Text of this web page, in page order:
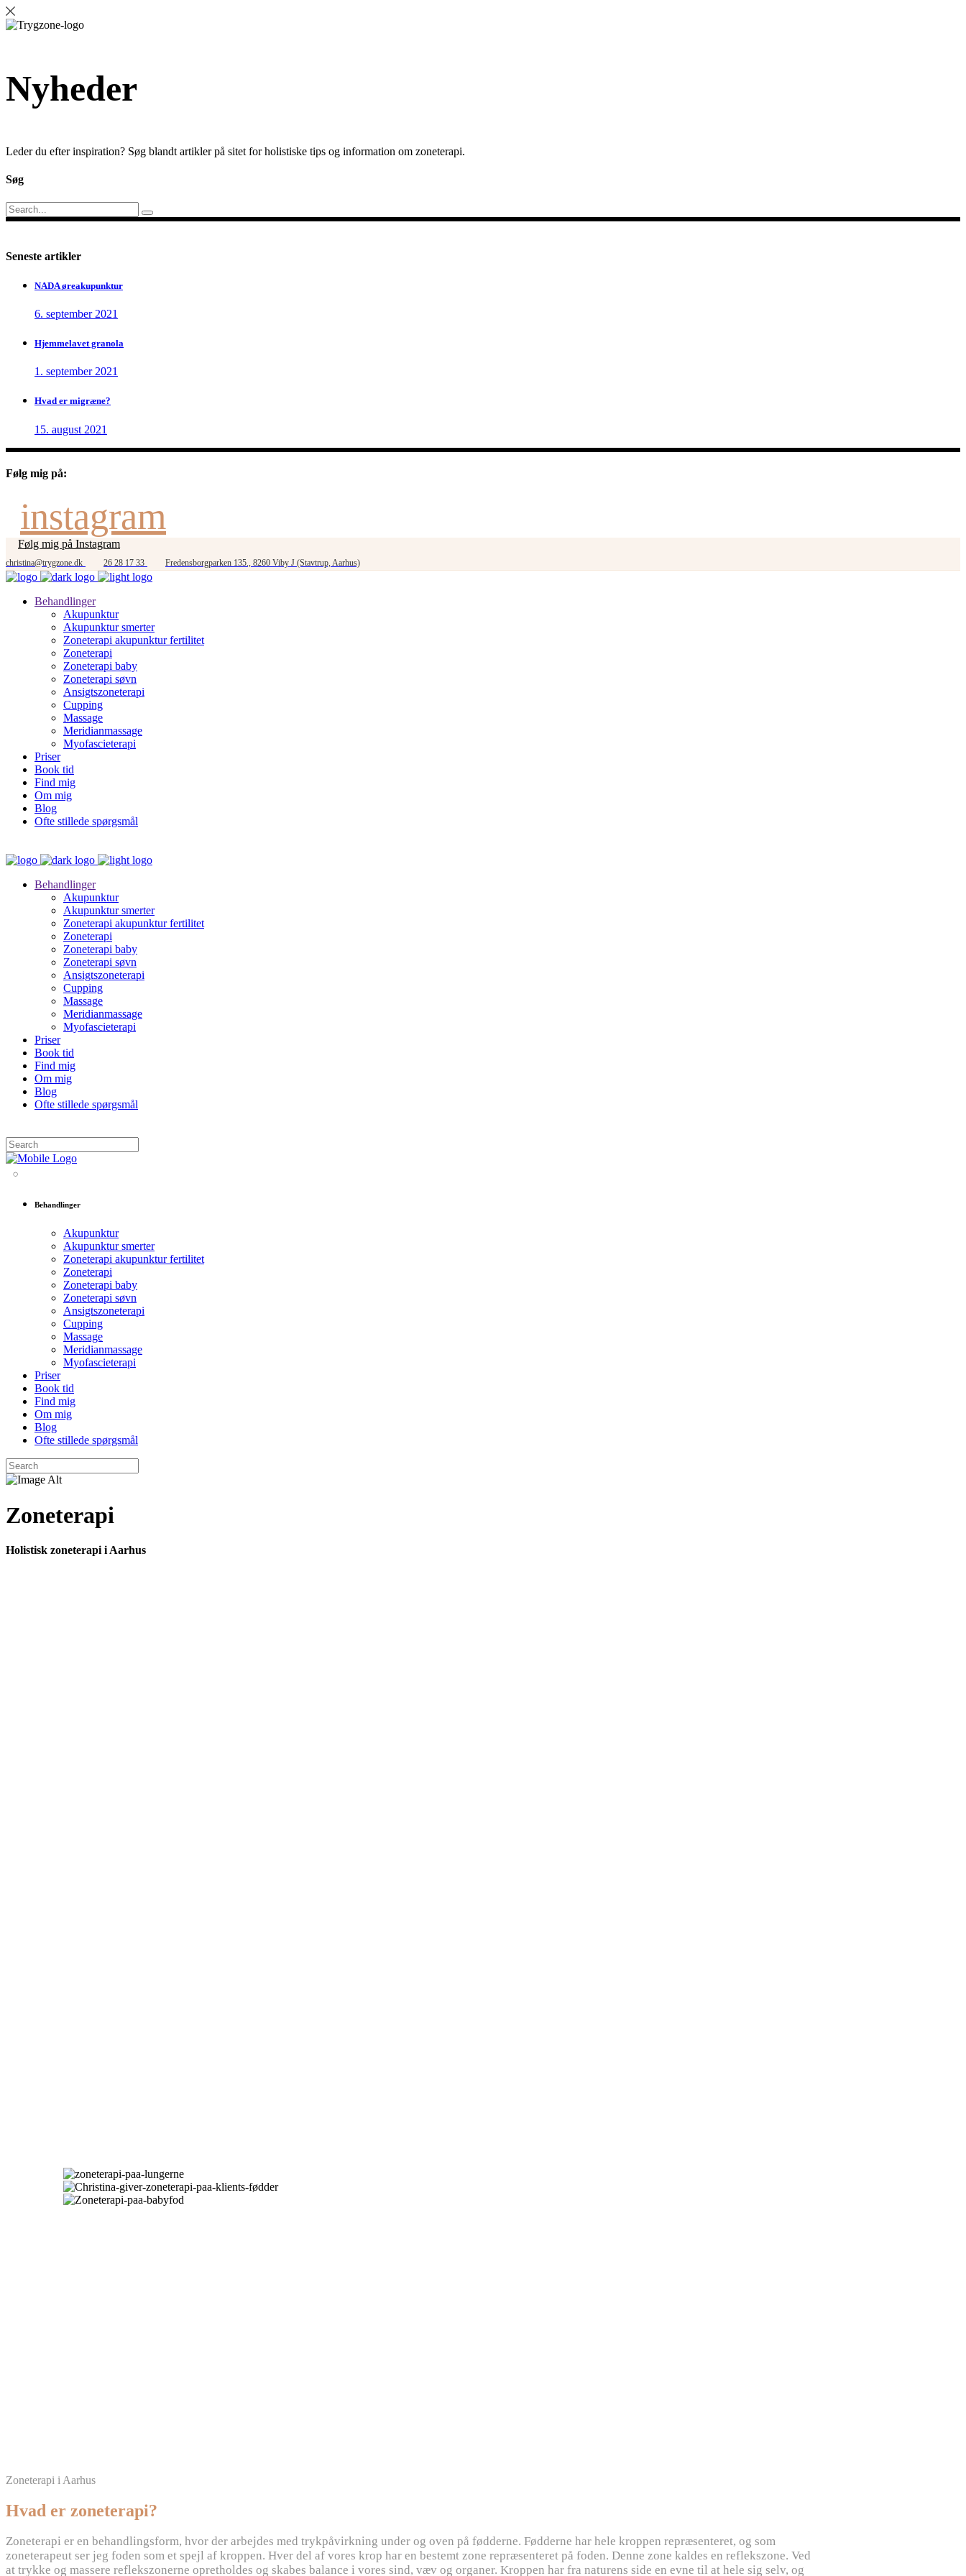
Nyheder
Leder du efter inspiration? Søg blandt artikler på sitet for holistiske tips og information om zoneterapi.
Søg
Search
for:
Seneste artikler
NADA øreakupunktur
6. september 2021
Hjemmelavet granola
1. september 2021
Hvad er migræne?
15. august 2021
Følg mig på:
instagram
Følg mig på Instagram
christina@trygzone.dk 26 28 17 33 Fredensborgparken 135., 8260 Viby J (Stavtrup, Aarhus)
Behandlinger
Akupunktur
Akupunktur smerter
Zoneterapi akupunktur fertilitet
Zoneterapi
Zoneterapi baby
Zoneterapi søvn
Ansigtszoneterapi
Cupping
Massage
Meridianmassage
Myofascieterapi
Priser
Book tid
Find mig
Om mig
Blog
Ofte stillede spørgsmål
Behandlinger
Akupunktur
Akupunktur smerter
Zoneterapi akupunktur fertilitet
Zoneterapi
Zoneterapi baby
Zoneterapi søvn
Ansigtszoneterapi
Cupping
Massage
Meridianmassage
Myofascieterapi
Priser
Book tid
Find mig
Om mig
Blog
Ofte stillede spørgsmål
Behandlinger
Akupunktur
Akupunktur smerter
Zoneterapi akupunktur fertilitet
Zoneterapi
Zoneterapi baby
Zoneterapi søvn
Ansigtszoneterapi
Cupping
Massage
Meridianmassage
Myofascieterapi
Priser
Book tid
Find mig
Om mig
Blog
Ofte stillede spørgsmål
Zoneterapi
Holistisk zoneterapi i Aarhus
Zoneterapi i Aarhus
Hvad er zoneterapi?
Zoneterapi er en behandlingsform, hvor der arbejdes med trykpåvirkning under og oven på fødderne. Fødderne har hele kroppen repræsenteret, og som
zoneterapeut ser jeg foden som et spejl af kroppen. Hver del af vores krop har en bestemt zone repræsenteret på foden. Denne zone kaldes en reflekszone. Ved
at trykke og massere reflekszonerne opretholdes og skabes balance i vores sind, væv og organer. Kroppen har fra naturens side en evne til at hele sig selv, og